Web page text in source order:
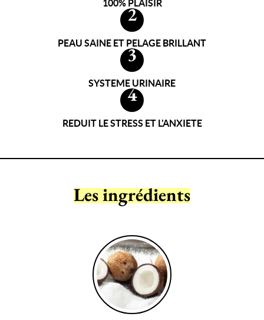
100% PLAISIR
2
PEAU SAINE ET PELAGE BRILLANT
3
SYSTEME URINAIRE
4
REDUIT LE STRESS ET L'ANXIETE
Les ingrédients